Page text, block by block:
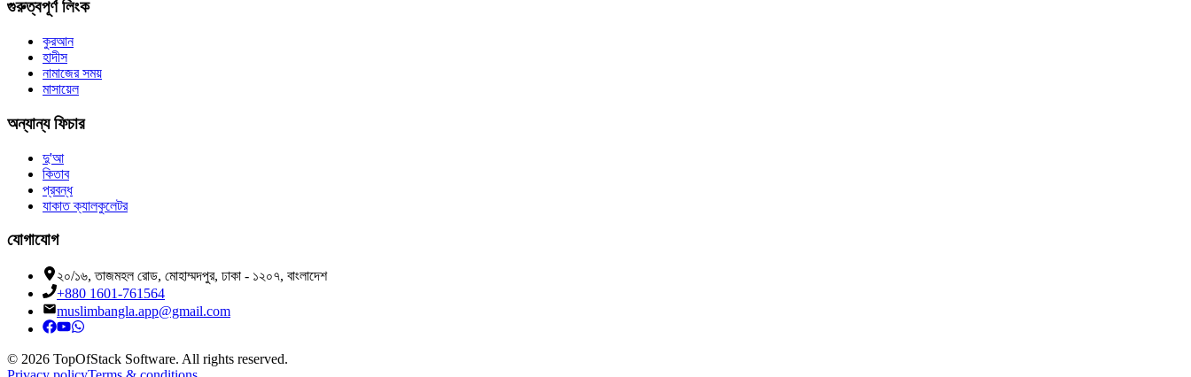
গুরুত্বপূর্ণ লিংক
কুরআন
হাদীস
নামাজের সময়
মাসায়েল
অন্যান্য ফিচার
দু'আ
কিতাব
প্রবন্ধ
যাকাত ক্যালকুলেটর
যোগাযোগ
২০/১৬, তাজমহল রোড, মোহাম্মদপুর, ঢাকা - ১২০৭, বাংলাদেশ
+880 1601-761564
muslimbangla.app@gmail.com
© 2026 TopOfStack Software. All rights reserved.